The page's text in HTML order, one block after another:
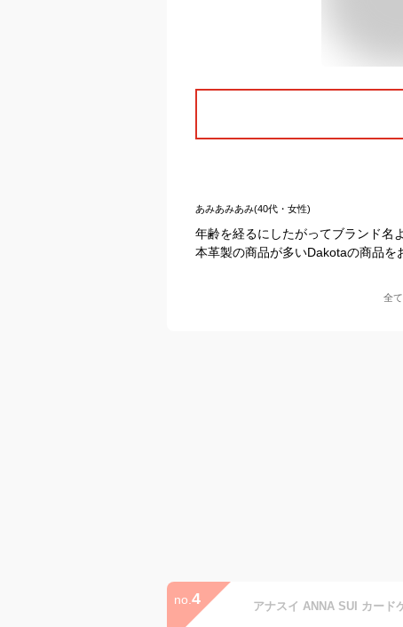
あみあみあみ(40代・女性)
年齢を経るにしたがってブランド名
本革製の商品が多いDakotaの商品を
全
no. 4